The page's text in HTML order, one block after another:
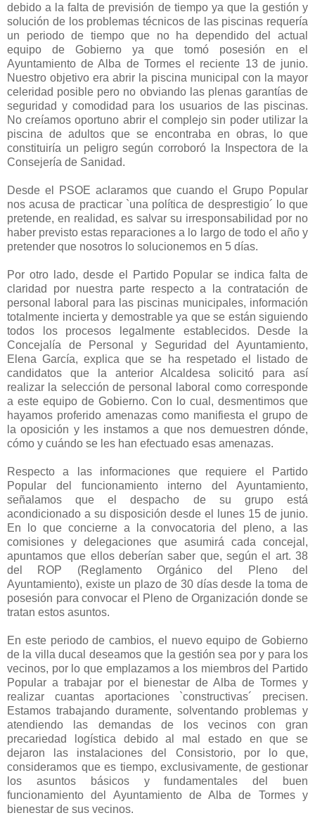
debido a la falta de previsión de tiempo ya que la gestión y
solución de los problemas técnicos de las piscinas requería
un periodo de tiempo que no ha dependido del actual
equipo de Gobierno ya que tomó posesión en el
Ayuntamiento de Alba de Tormes el reciente 13 de junio.
Nuestro objetivo era abrir la piscina municipal con la mayor
celeridad posible pero no obviando las plenas garantías de
seguridad y comodidad para los usuarios de las piscinas.
No creíamos oportuno abrir el complejo sin poder utilizar la
piscina de adultos que se encontraba en obras, lo que
constituiría un peligro según corroboró la Inspectora de la
Consejería de Sanidad.
Desde el PSOE aclaramos que cuando el Grupo Popular
nos acusa de practicar `una política de desprestigio´ lo que
pretende, en realidad, es salvar su irresponsabilidad por no
haber previsto estas reparaciones a lo largo de todo el año y
pretender que nosotros lo solucionemos en 5 días.
Por otro lado, desde el Partido Popular se indica falta de
claridad por nuestra parte respecto a la contratación de
personal laboral para las piscinas municipales, información
totalmente incierta y demostrable ya que se están siguiendo
todos los procesos legalmente establecidos. Desde la
Concejalía de Personal y Seguridad del Ayuntamiento,
Elena García, explica que se ha respetado el listado de
candidatos que la anterior Alcaldesa solicitó para así
realizar la selección de personal laboral como corresponde
a este equipo de Gobierno. Con lo cual, desmentimos que
hayamos proferido amenazas como manifiesta el grupo de
la oposición y les instamos a que nos demuestren dónde,
cómo y cuándo se les han efectuado esas amenazas.
Respecto a las informaciones que requiere el Partido
Popular del funcionamiento interno del Ayuntamiento,
señalamos que el despacho de su grupo está
acondicionado a su disposición desde el lunes 15 de junio.
En lo que concierne a la convocatoria del pleno, a las
comisiones y delegaciones que asumirá cada concejal,
apuntamos que ellos deberían saber que, según el art. 38
del ROP (Reglamento Orgánico del Pleno del
Ayuntamiento), existe un plazo de 30 días desde la toma de
posesión para convocar el Pleno de Organización donde se
tratan estos asuntos.
En este periodo de cambios, el nuevo equipo de Gobierno
de la villa ducal deseamos que la gestión sea por y para los
vecinos, por lo que emplazamos a los miembros del Partido
Popular a trabajar por el bienestar de Alba de Tormes y
realizar cuantas aportaciones `constructivas´ precisen.
Estamos trabajando duramente, solventando problemas y
atendiendo las demandas de los vecinos con gran
precariedad logística debido al mal estado en que se
dejaron las instalaciones del Consistorio, por lo que,
consideramos que es tiempo, exclusivamente, de gestionar
los asuntos básicos y fundamentales del buen
funcionamiento del Ayuntamiento de Alba de Tormes y
bienestar de sus vecinos.